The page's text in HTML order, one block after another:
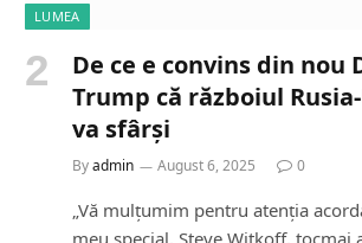
LUMEA
De ce e convins din nou
Trump că războiul
va sfârși
Byadmin August 6, 2025 0
„Vă mulțumim pentru atenția